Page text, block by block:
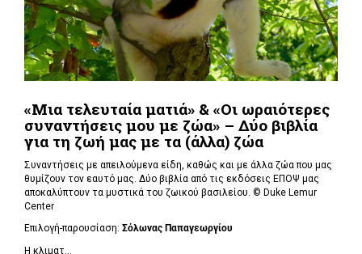
«Μια τελευταία ματιά» & «Οι ωραιότερες
συναντήσεις μου με ζώα» – Δύο βιβλία
για τη ζωή μας με τα (άλλα) ζώα
Συναντήσεις με απειλούμενα είδη, καθώς και με άλλα ζώα που μας
θυμίζουν τον εαυτό μας. Δύο βιβλία από τις εκδόσεις ΕΠΟΨ μας
αποκαλύπτουν τα μυστικά του ζωικού βασιλείου. © Duke Lemur
Center
Επιλογή-παρουσίαση: Σόλωνας Παπαγεωργίου
Η κλιματ...